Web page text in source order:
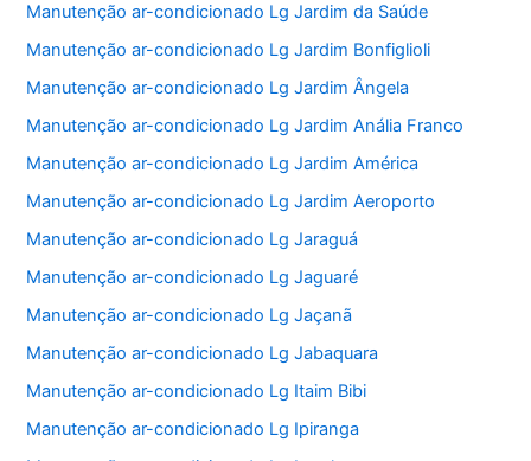
Manutenção ar-condicionado Lg Jardim da Saúde
Manutenção ar-condicionado Lg Jardim Bonfiglioli
Manutenção ar-condicionado Lg Jardim Ângela
Manutenção ar-condicionado Lg Jardim Anália Franco
Manutenção ar-condicionado Lg Jardim América
Manutenção ar-condicionado Lg Jardim Aeroporto
Manutenção ar-condicionado Lg Jaraguá
Manutenção ar-condicionado Lg Jaguaré
Manutenção ar-condicionado Lg Jaçanã
Manutenção ar-condicionado Lg Jabaquara
Manutenção ar-condicionado Lg Itaim Bibi
Manutenção ar-condicionado Lg Ipiranga